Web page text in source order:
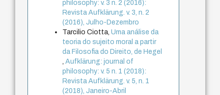
philosophy: v. 3 n. 2 (2016):
Revista Aufklärung. v. 3, n. 2
(2016), Julho-Dezembro
Tarcilio Ciotta,Uma análise da
teoria do sujeito moral a partir
da Filosofia do Direito, de Hegel
,Aufklärung: journal of
philosophy: v. 5 n. 1 (2018):
Revista Aufklärung. v. 5, n. 1
(2018), Janeiro-Abril